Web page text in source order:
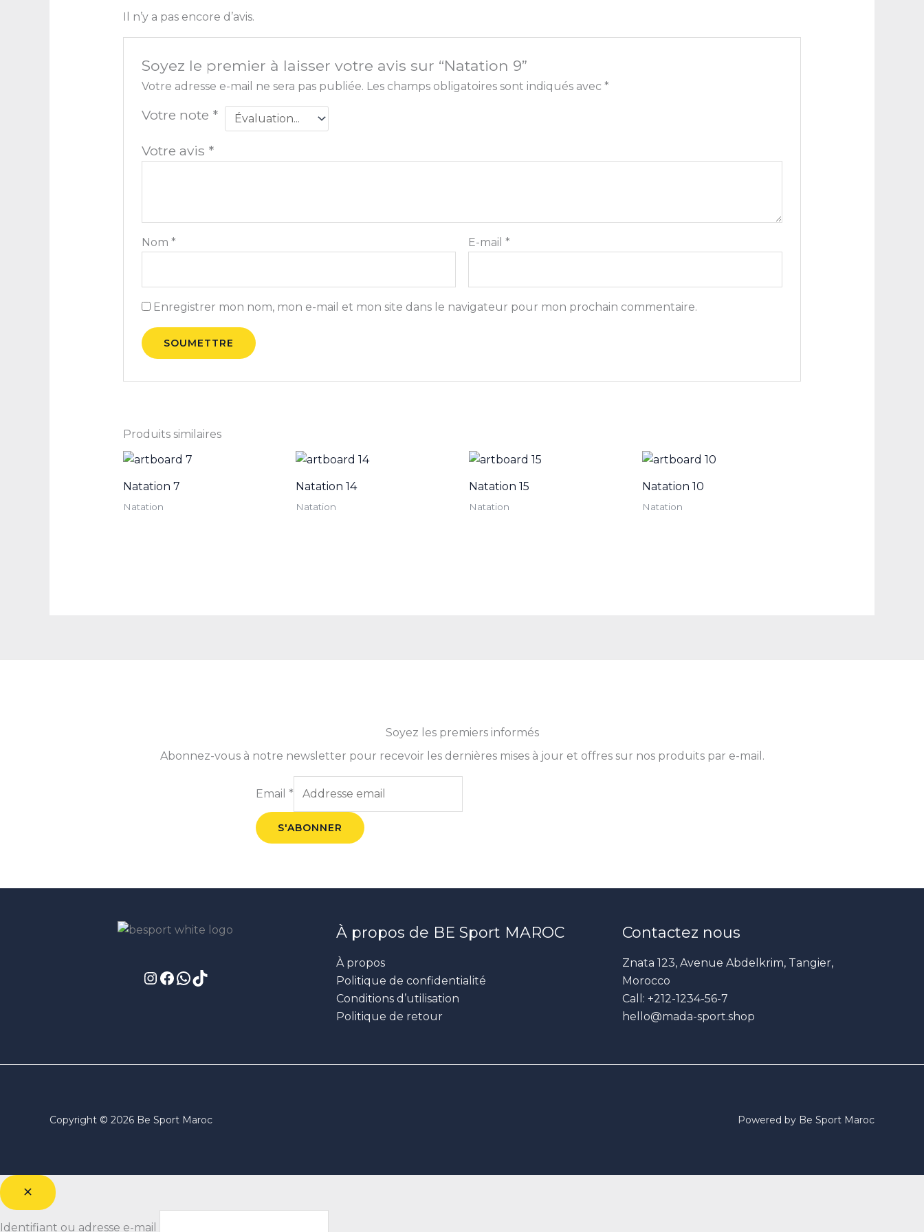
Il n’y a pas encore d’avis.
Soyez le premier à laisser votre avis sur “Natation 9”
Votre adresse e-mail ne sera pas publiée. Les champs obligatoires sont indiqués avec*
Votre note *
Votre avis *
Nom* E-mail*
Enregistrer mon nom, mon e-mail et mon site dans le navigateur pour mon prochain commentaire.
Produits similaires
Natation 7
Natation
Natation 14
Natation
Natation 15
Natation
Natation 10
Natation
Soyez les premiers informés
Abonnez-vous à notre newsletter pour recevoir les dernières mises à jour et offres sur nos produits par e-mail.
Email *
S'ABONNER
À propos de BE Sport MAROC
À propos
Politique de confidentialité
Conditions d’utilisation
Politique de retour
Contactez nous
Znata 123, Avenue Abdelkrim, Tangier,
Morocco
Call: +212-1234-56-7
hello@mada-sport.shop
Copyright © 2026 Be Sport Maroc Powered by Be Sport Maroc
Identifiant ou adresse e-mail